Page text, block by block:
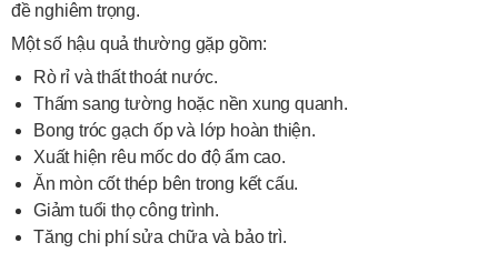
đề nghiêm trọng.
Một số hậu quả thường gặp gồm:
Rò rỉ và thất thoát nước.
Thấm sang tường hoặc nền xung quanh.
Bong tróc gạch ốp và lớp hoàn thiện.
Xuất hiện rêu mốc do độ ẩm cao.
Ăn mòn cốt thép bên trong kết cấu.
Giảm tuổi thọ công trình.
Tăng chi phí sửa chữa và bảo trì.